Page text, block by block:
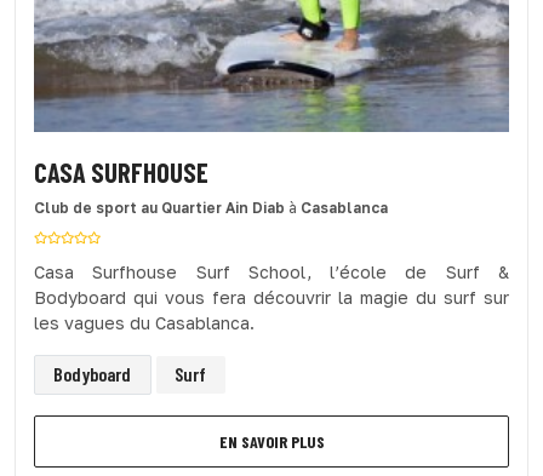
CASA SURFHOUSE
Club de sport au Quartier Ain Diab à Casablanca
Casa Surfhouse Surf School, l’école de Surf &
Bodyboard qui vous fera découvrir la magie du surf sur
les vagues du Casablanca.
Bodyboard Surf
EN SAVOIR PLUS